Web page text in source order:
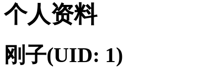
个人资料
刚子(UID: 1)